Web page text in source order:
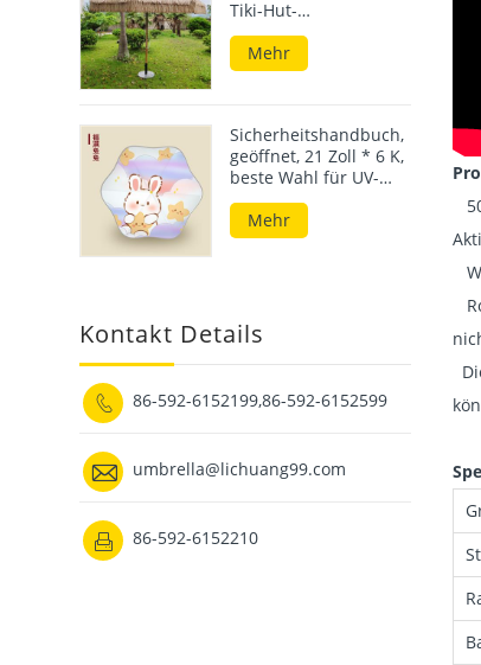
Tiki-Hut-
Terrassenschirm aus
Stroh
Mehr
Sicherheitshandbuch,
geöffnet, 21 Zoll * 6 K,
beste Wahl für UV-
beständige
Sonnenschirme und
Regenschirme für
Mehr
Kontakt Details
 86-592-6152199,86-592-6152599
 umbrella@lichuang99.com
 86-592-6152210